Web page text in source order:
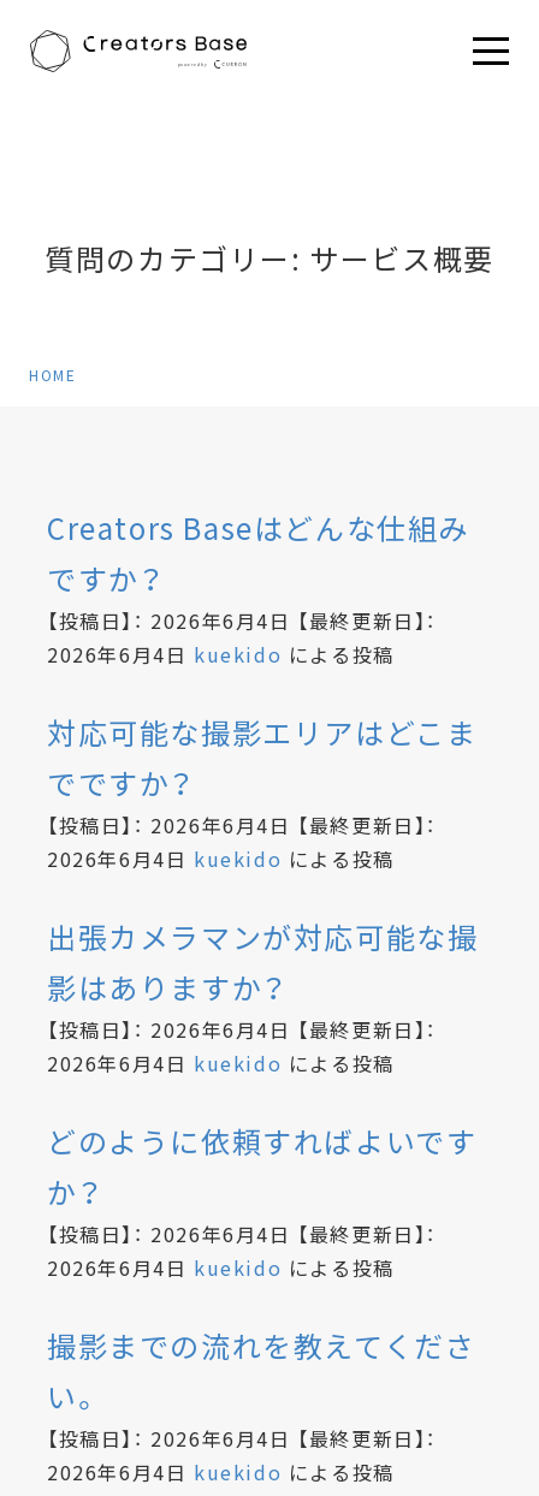
HOME
質問のカテゴリー: サービス概要
HOME
Creators Baseはどんな仕組み
ですか？
【投稿日】： 2026年6月4日 【最終更新日】：
2026年6月4日 kuekido による投稿
対応可能な撮影エリアはどこま
でですか？
【投稿日】： 2026年6月4日 【最終更新日】：
2026年6月4日 kuekido による投稿
出張カメラマンが対応可能な撮
影はありますか？
【投稿日】： 2026年6月4日 【最終更新日】：
2026年6月4日 kuekido による投稿
どのように依頼すればよいです
か？
【投稿日】： 2026年6月4日 【最終更新日】：
2026年6月4日 kuekido による投稿
撮影までの流れを教えてくださ
い。
【投稿日】： 2026年6月4日 【最終更新日】：
2026年6月4日 kuekido による投稿